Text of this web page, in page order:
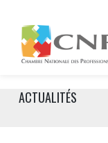
content
ACTUALITÉS